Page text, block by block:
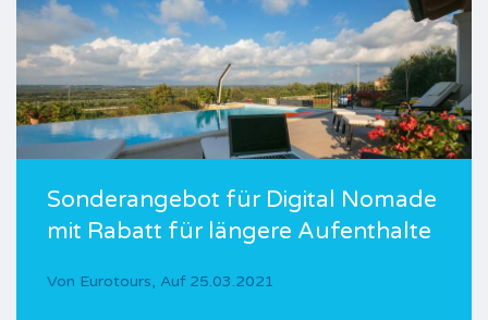
Sonderangebot für Digital Nomade
mit Rabatt für längere Aufenthalte
Von Eurotours, Auf 25.03.2021